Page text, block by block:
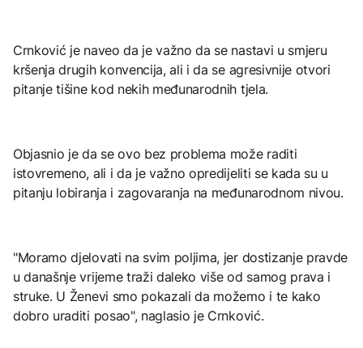
Crnković je naveo da je važno da se nastavi u smjeru
kršenja drugih konvencija, ali i da se agresivnije otvori
pitanje tišine kod nekih međunarodnih tjela.
Objasnio je da se ovo bez problema može raditi
istovremeno, ali i da je važno opredijeliti se kada su u
pitanju lobiranja i zagovaranja na međunarodnom nivou.
"Moramo djelovati na svim poljima, jer dostizanje pravde
u današnje vrijeme traži daleko više od samog prava i
struke. U Ženevi smo pokazali da možemo i te kako
dobro uraditi posao", naglasio je Crnković.